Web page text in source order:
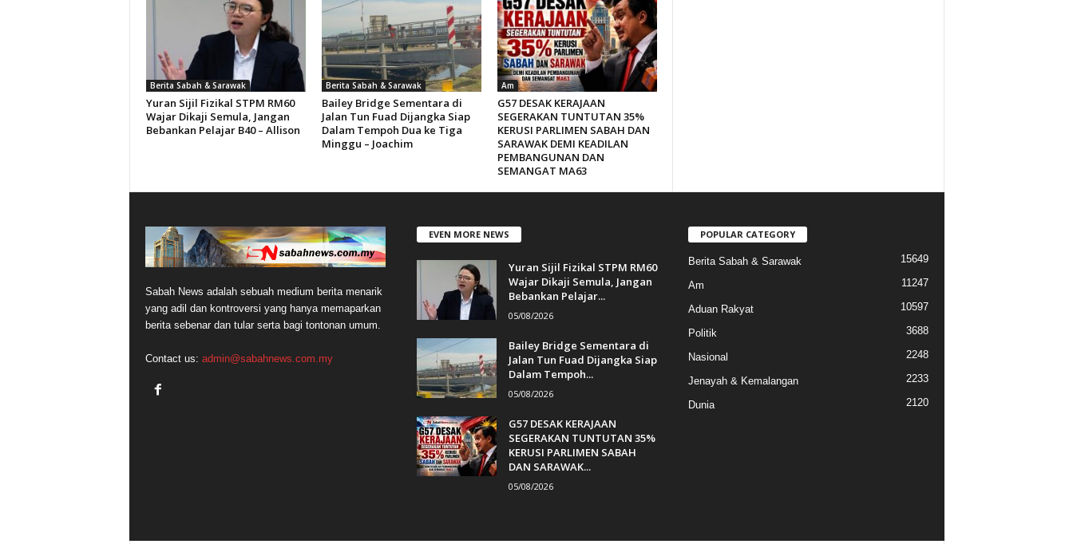
Berita Sabah & Sarawak
Yuran Sijil Fizikal STPM RM60
Wajar Dikaji Semula, Jangan
Bebankan Pelajar B40 – Allison
Berita Sabah & Sarawak
Bailey Bridge Sementara di
Jalan Tun Fuad Dijangka Siap
Dalam Tempoh Dua ke Tiga
Minggu – Joachim
Am
G57 DESAK KERAJAAN
SEGERAKAN TUNTUTAN 35%
KERUSI PARLIMEN SABAH DAN
SARAWAK DEMI KEADILAN
PEMBANGUNAN DAN
SEMANGAT MA63
Sabah News adalah sebuah medium berita menarik
yang adil dan kontroversi yang hanya memaparkan
berita sebenar dan tular serta bagi tontonan umum.
Contact us: admin@sabahnews.com.my
EVEN MORE NEWS
Yuran Sijil Fizikal STPM RM60
Wajar Dikaji Semula, Jangan
Bebankan Pelajar...
05/08/2026
Bailey Bridge Sementara di
Jalan Tun Fuad Dijangka Siap
Dalam Tempoh...
05/08/2026
G57 DESAK KERAJAAN
SEGERAKAN TUNTUTAN 35%
KERUSI PARLIMEN SABAH
DAN SARAWAK...
05/08/2026
POPULAR CATEGORY
Berita Sabah & Sarawak 15649
Am 11247
Aduan Rakyat 10597
Politik 3688
Nasional 2248
Jenayah & Kemalangan 2233
Dunia 2120